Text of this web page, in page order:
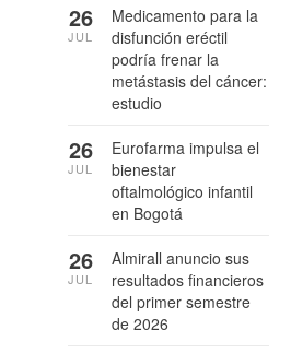
Medicamento para la
disfunción eréctil
podría frenar la
metástasis del cáncer:
estudio
26
JUL
Eurofarma impulsa el
bienestar
oftalmológico infantil
en Bogotá
26
JUL
Almirall anuncio sus
resultados financieros
del primer semestre
de 2026
26
JUL